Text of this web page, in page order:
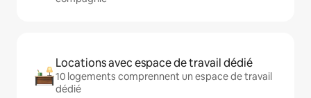
Locations avec espace de travail dédié
10 logements comprennent un espace de travail
dédié